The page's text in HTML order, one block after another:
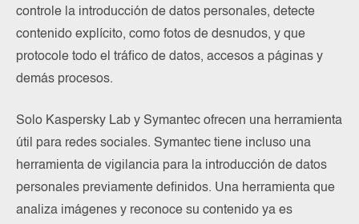
controle la introducción de datos personales, detecte
contenido explícito, como fotos de desnudos, y que
protocole todo el tráfico de datos, accesos a páginas y
demás procesos.
Solo Kaspersky Lab y Symantec ofrecen una herramienta
útil para redes sociales. Symantec tiene incluso una
herramienta de vigilancia para la introducción de datos
personales previamente definidos. Una herramienta que
analiza imágenes y reconoce su contenido ya es